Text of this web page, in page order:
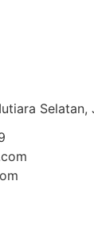
Selatan,